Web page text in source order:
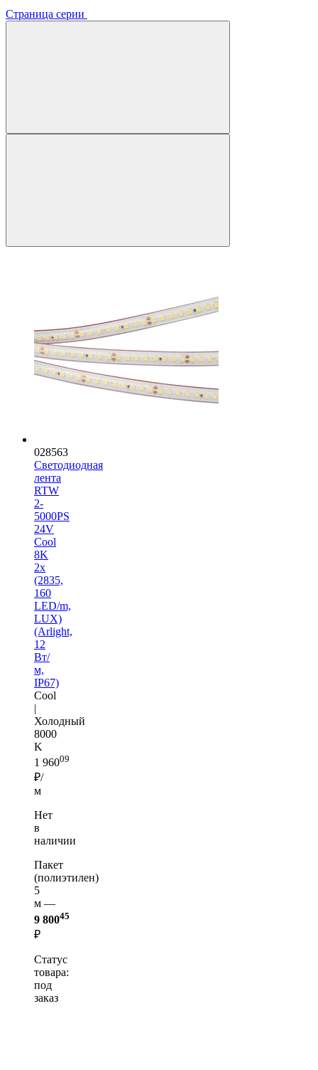
Страница серии
028563
Светодиодная
лента
RTW
2-
5000PS
24V
Cool
8K
2x
(2835,
160
LED/m,
LUX)
(Arlight,
12
Вт/
м,
IP67)
Cool
|
Холодный
8000
K
1 96009
₽/
м
Нет
в
наличии
Пакет
(полиэтилен)
5
м —
9 80045
₽
Статус
товара:
под
заказ